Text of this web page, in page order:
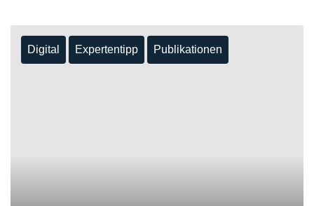
Digital Expertentipp Publikationen